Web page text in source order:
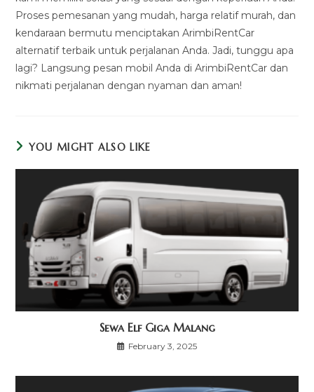
Proses pemesanan yang mudah, harga relatif murah, dan
kendaraan bermutu menciptakan ArimbiRentCar
alternatif terbaik untuk perjalanan Anda. Jadi, tunggu apa
lagi? Langsung pesan mobil Anda di ArimbiRentCar dan
nikmati perjalanan dengan nyaman dan aman!
YOU MIGHT ALSO LIKE
Sewa Elf Giga Malang
February 3, 2025